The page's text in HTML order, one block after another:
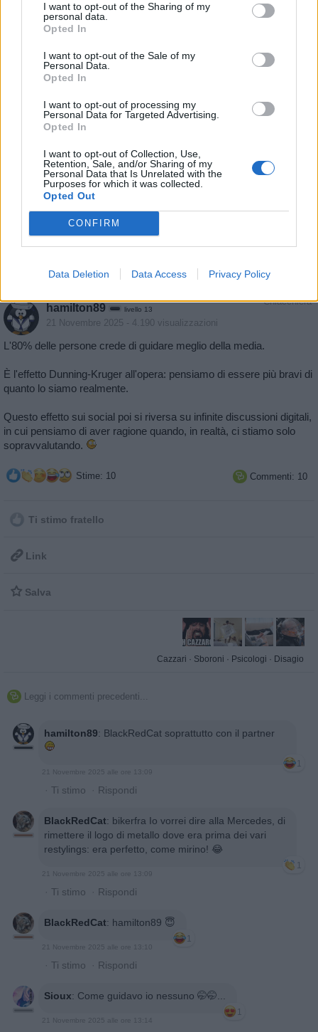
I want to opt-out of the Sharing of my
personal data.
Opted In
I want to opt-out of the Sale of my
Personal Data.
Opted In
I want to opt-out of processing my
Personal Data for Targeted Advertising.
Opted In
I want to opt-out of Collection, Use,
Retention, Sale, and/or Sharing of my
Personal Data that Is Unrelated with the
Purposes for which it was collected.
Opted Out
CONFIRM
Data Deletion Data Access Privacy Policy
Animazione Leggerissima (0.01 Mb)
30 Aprile alle ore 19:43
MELIDOM:Buongiorno, buon 1° Maggio
·Ti stimo ·Rispondi
Nothing:Cavolo ..immagine profilo notevole
·Ti stimo·Rispondi
Chiacchiera
hamilton89 livello 13
21 Novembre 2025 - 4.190 visualizzazioni
L'80% delle persone crede di guidare meglio della media.
È l'effetto Dunning-Kruger all'opera: pensiamo di essere più bravi di
quanto lo siamo realmente.
Questo effetto sui social poi si riversa su infinite discussioni digitali,
in cui pensiamo di aver ragione quando, in realtà, ci stiamo solo
sopravvalutando.
Stime: 10  Commenti: 10
Ti stimo fratello
 Link
 Salva
Cazzari · Sboroni · Psicologi · Disagio
 Leggi i commenti precedenti...
hamilton89: BlackRedCat soprattutto con il partner
1
21 Novembre 2025 alle ore 13:09
· Ti stimo · Rispondi
BlackRedCat: bikerfra Io vorrei dire alla Mercedes, di
rimettere il logo di metallo dove era prima dei vari
restylings: era perfetto, come mirino! 😂
1
21 Novembre 2025 alle ore 13:09
· Ti stimo · Rispondi
BlackRedCat: hamilton89 😇
1
21 Novembre 2025 alle ore 13:10
· Ti stimo · Rispondi
Sioux: Come guidavo io nessuno 🤭🤭...
1
21 Novembre 2025 alle ore 13:14